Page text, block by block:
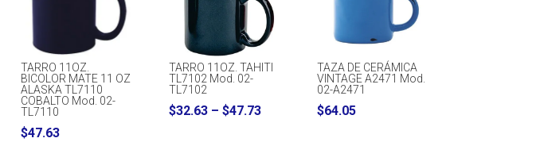
TARRO 11OZ.
BICOLOR MATE 11 OZ
ALASKA TL7110
COBALTO Mod. 02-
TL7110
$47.63
TARRO 11OZ. TAHITI
TL7102 Mod. 02-
TL7102
$32.63 – $47.73Price
TAZA DE CERÁMICA
VINTAGE A2471 Mod.
02-A2471
$64.05